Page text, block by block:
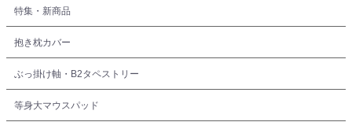
特集・新商品
抱き枕カバー
ぶっ掛け軸・B2タペストリー
等身大マウスパッド